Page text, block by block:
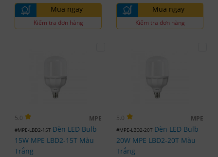
Mua ngay
Kiểm tra đơn hàng
Mua ngay
Kiểm tra đơn hàng
5.0 MPE
#MPE-LBD2-15T Đèn LED Bulb
15W MPE LBD2-15T Màu
Trắng
5.0 MPE
#MPE-LBD2-20T Đèn LED Bulb
20W MPE LBD2-20T Màu
Trắng